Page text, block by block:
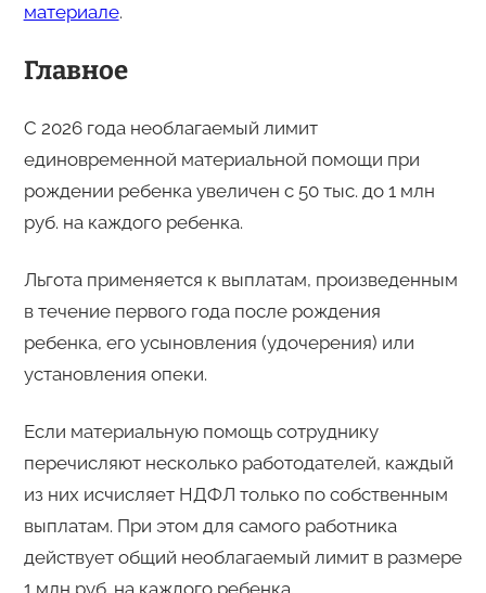
материале.
Главное
С 2026 года необлагаемый лимит
единовременной материальной помощи при
рождении ребенка увеличен с 50 тыс. до 1 млн
руб. на каждого ребенка.
Льгота применяется к выплатам, произведенным
в течение первого года после рождения
ребенка, его усыновления (удочерения) или
установления опеки.
Если материальную помощь сотруднику
перечисляют несколько работодателей, каждый
из них исчисляет НДФЛ только по собственным
выплатам. При этом для самого работника
действует общий необлагаемый лимит в размере